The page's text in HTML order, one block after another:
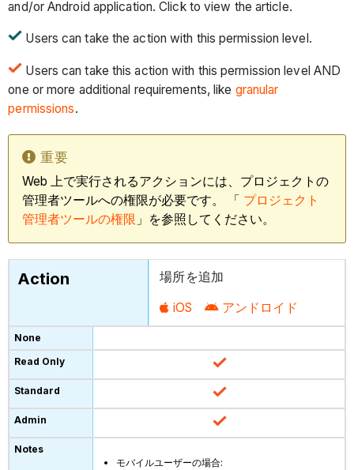
and/or Android application. Click to view the article.
Users can take the action with this permission level.
Users can take this action with this permission level AND
one or more additional requirements, like granular
permissions.
重要
Web 上で実行されるアクションには、プロジェクトの
管理者ツールへの権限が必要です。 「 プロジェクト
管理者ツールの権限 」を参照してください。
場所を追加
iOS アンドロイド
モバイルユーザーの場合: